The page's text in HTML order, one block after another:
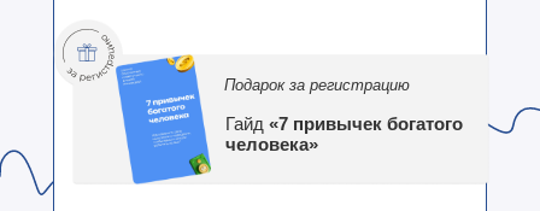
Гайд «7 привычек богатого
человека»
Подарок за регистрацию